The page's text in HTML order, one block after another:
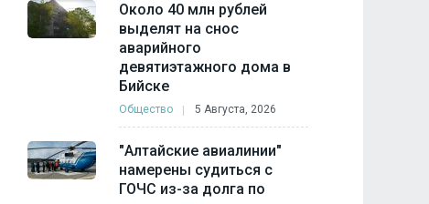
Около 40 млн рублей
выделят на снос
аварийного
девятиэтажного дома в
Бийске
Общество 5 Августа, 2026
"Алтайские авиалинии"
намерены судиться с
ГОЧС из-за долга по